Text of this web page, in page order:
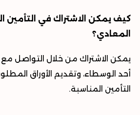
كيف يمكن الاشتراك في
المعادي؟
يمكن الاشتراك من خلال التواصل مع
أحد الوسطاء، وتقديم الأوراق
التأمين المناسبة.